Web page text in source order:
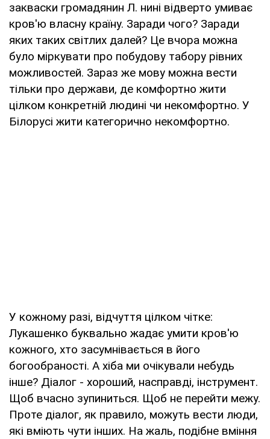
закваски громадянин Л. нині відверто умиває
кров'ю власну країну. Заради чого? Заради
яких таких світлих далей? Це вчора можна
було міркувати про побудову табору рівних
можливостей. Зараз же мову можна вести
тільки про держави, де комфортно жити
цілком конкретній людині чи некомфортно. У
Білорусі жити категорично некомфортно.
У кожному разі, відчуття цілком чітке:
Лукашенко буквально жадає умити кров'ю
кожного, хто засумнівається в його
богообраності. А хіба ми очікували небудь
інше? Діалог - хороший, насправді, інструмент.
Щоб вчасно зупиниться. Щоб не перейти межу.
Проте діалог, як правило, можуть вести люди,
які вміють чути інших. На жаль, подібне вміння